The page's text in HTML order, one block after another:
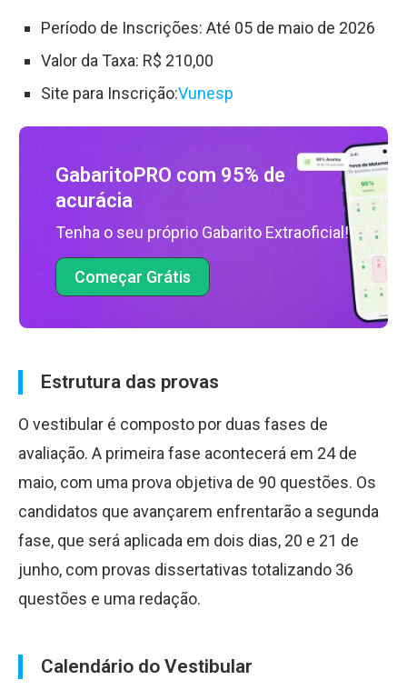
Período de Inscrições: Até 05 de maio de 2026
Valor da Taxa: R$ 210,00
Site para Inscrição:Vunesp
GabaritoPRO com 95% de
acurácia
Tenha o seu próprio Gabarito Extraoficial!
Começar Grátis
Estrutura das provas
O vestibular é composto por duas fases de
avaliação. A primeira fase acontecerá em 24 de
maio, com uma prova objetiva de 90 questões. Os
candidatos que avançarem enfrentarão a segunda
fase, que será aplicada em dois dias, 20 e 21 de
junho, com provas dissertativas totalizando 36
questões e uma redação.
Calendário do Vestibular